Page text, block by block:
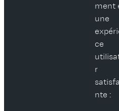
ment
une
ce
r
nte :